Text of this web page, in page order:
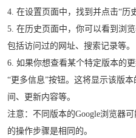
4. 在设置页面中，找到并点击“历
5. 在历史页面中，你可以看到浏
包括访问过的网址、搜索记录等。
6. 如果你想查看某个特定版本的
“更多信息”按钮。这将显示该版
间、更新内容等。
注意：不同版本的Google浏览器
的操作步骤是相同的。